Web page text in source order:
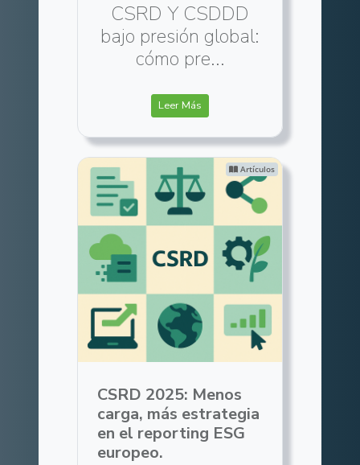
CSRD Y CSDDD
bajo presión global:
cómo pre...
Leer Más
Artículos
CSRD 2025: Menos
carga, más estrategia
en el reporting ESG
europeo.